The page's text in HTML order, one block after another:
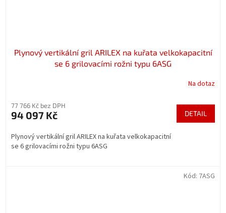
Plynový vertikální gril ARILEX na kuřata velkokapacitní
se 6 grilovacími rožni typu 6ASG
Na dotaz
77 766 Kč bez DPH
94 097 Kč DETAIL
Plynový vertikální gril ARILEX na kuřata velkokapacitní
se 6 grilovacími rožni typu 6ASG
Kód: 7ASG